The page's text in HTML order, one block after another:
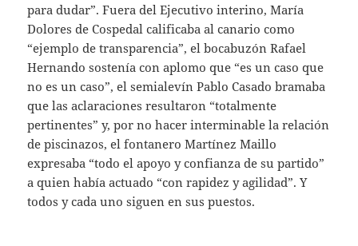
para dudar”. Fuera del Ejecutivo interino, María
Dolores de Cospedal calificaba al canario como
“ejemplo de transparencia”, el bocabuzón Rafael
Hernando sostenía con aplomo que “es un caso que
no es un caso”, el semialevín Pablo Casado bramaba
que las aclaraciones resultaron “totalmente
pertinentes” y, por no hacer interminable la relación
de piscinazos, el fontanero Martínez Maillo
expresaba “todo el apoyo y confianza de su partido”
a quien había actuado “con rapidez y agilidad”. Y
todos y cada uno siguen en sus puestos.